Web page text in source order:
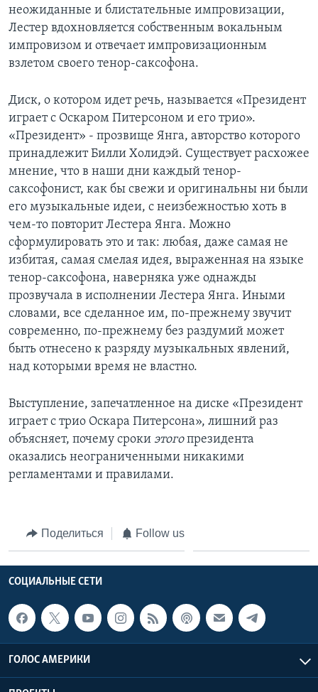
неожиданные и блистательные импровизации,
Лестер вдохновляется собственным вокальным
импровизом и отвечает импровизационным
взлетом своего тенор-саксофона.
Диск, о котором идет речь, называется «Президент
играет с Оскаром Питерсоном и его трио».
«Президент» - прозвище Янга, авторство которого
принадлежит Билли Холидэй. Существует расхожее
мнение, что в наши дни каждый тенор-
саксофонист, как бы свежи и оригинальны ни были
его музыкальные идеи, с неизбежностью хоть в
чем-то повторит Лестера Янга. Можно
сформулировать это и так: любая, даже самая не
избитая, самая смелая идея, выраженная на языке
тенор-саксофона, наверняка уже однажды
прозвучала в исполнении Лестера Янга. Иными
словами, все сделанное им, по-прежнему звучит
современно, по-прежнему без раздумий может
быть отнесено к разряду музыкальных явлений,
над которыми время не властно.
Выступление, запечатленное на диске «Президент
играет с трио Оскара Питерсона», лишний раз
объясняет, почему сроки этогопрезидента
оказались неограниченными никакими
регламентами и правилами.
Поделиться Follow us
СОЦИАЛЬНЫЕ СЕТИ
ГОЛОС АМЕРИКИ